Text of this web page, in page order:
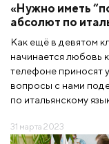
«Нужно иметь
абсолют по
Как ещё в девятом
начинается любовь
телефоне приносят
вопросы с нами
по итальянскому
31 марта 2023